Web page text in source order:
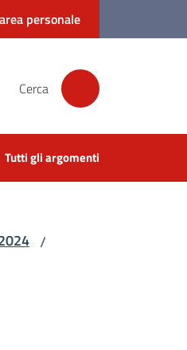
personale
Cerca
Tutti gli argomenti
/